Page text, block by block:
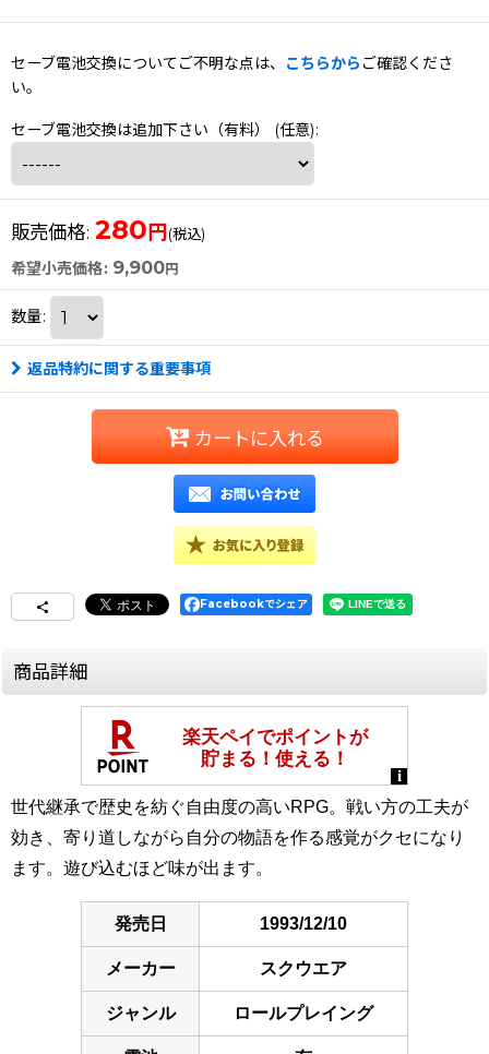
セーブ電池交換についてご不明な点は、 こちらから ご確認くださ
い。
セーブ電池交換は追加下さい（有料） (任意):
販売価格: 280円(税込)
希望小売価格: 9,900円
数量:
返品特約に関する重要事項
カートに入れる
Facebookでシェア
商品詳細
世代継承で歴史を紡ぐ自由度の高いRPG。戦い方の工夫が
効き、寄り道しながら自分の物語を作る感覚がクセになり
ます。遊び込むほど味が出ます。
発売日 1993/12/10
メーカー スクウエア
ジャンル ロールプレイング